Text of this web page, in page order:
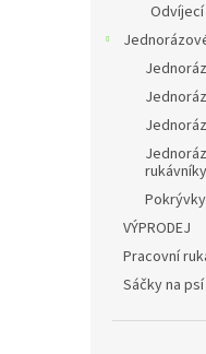
rukávníky
VÝPRODEJ
Pracovní
Sáčky na